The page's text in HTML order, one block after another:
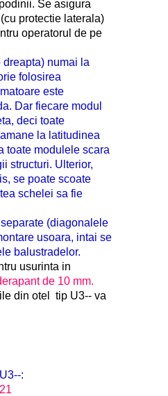
Se asigura
protectie laterala)
operatorul de pe
numai la
folosirea
este
Dar fiecare modul
deci toate
la latitudinea
toate modulele scara
structuri. Ulterior,
se poate scoate
schelei sa fie
(diagonalele
usoara, intai se
balustradelor.
usurinta in
de 10 mm.
din otel tip U3-- va
: